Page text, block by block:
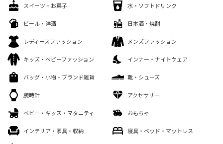
スイーツ・お菓子 水・ソフトドリンク
ビール・洋酒 日本酒・焼酎
レディースファッション メンズファッション
キッズ・ベビーファッション インナー・ナイトウェア
バッグ・小物・ブランド雑貨 靴・シューズ
腕時計 アクセサリー
ベビー・キッズ・マタニティ おもちゃ
インテリア・家具・収納 寝具・ベッド・マットレス